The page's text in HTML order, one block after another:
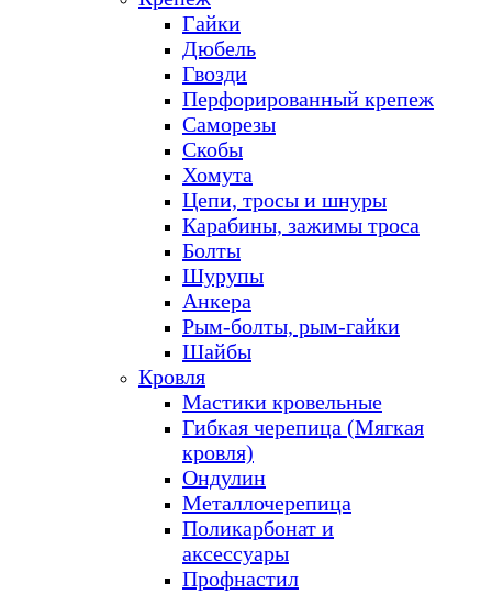
Гайки
Дюбель
Гвозди
Перфорированный крепеж
Саморезы
Скобы
Хомута
Цепи, тросы и шнуры
Карабины, зажимы троса
Болты
Шурупы
Анкера
Рым-болты, рым-гайки
Шайбы
Кровля
Мастики кровельные
Гибкая черепица (Мягкая
кровля)
Ондулин
Металлочерепица
Поликарбонат и
аксессуары
Профнастил